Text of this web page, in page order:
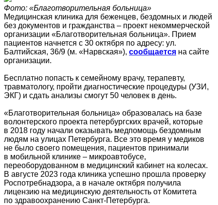
Фото: «Благотворительная больница»
Медицинская клиника для беженцев, бездомных и людей
без документов и гражданства – проект некоммерческой
организации «Благотворительная больница». Прием
пациентов начнется с 30 октября по адресу: ул.
Балтийская, 36/9 (м. «Нарвская»), сообщается на сайте
организации.
Бесплатно попасть к семейному врачу, терапевту,
травматологу, пройти диагностические процедуры (УЗИ,
ЭКГ) и сдать анализы смогут 50 человек в день.
«Благотворительная больница» образовалась на базе
волонтерского проекта петербургских врачей, которые
в 2018 году начали оказывать медпомощь бездомным
людям на улицах Петербурга. Все это время у медиков
не было своего помещения, пациентов принимали
в мобильной клинике – микроавтобусе,
переоборудованном в медицинский кабинет на колесах.
В августе 2023 года клиника успешно прошла проверку
Роспотребнадзора, а в начале октября получила
лицензию на медицинскую деятельность от Комитета
по здравоохранению Санкт-Петербурга.